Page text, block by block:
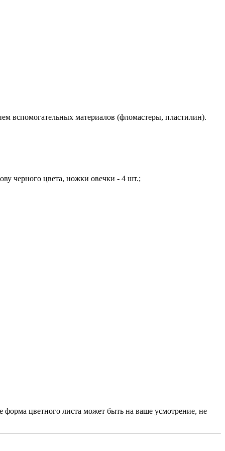
вспомогательных материалов (фломастеры, пластилин).
черного цвета, ножки овечки - 4 шт.;
цветного листа может быть на ваше усмотрение, не